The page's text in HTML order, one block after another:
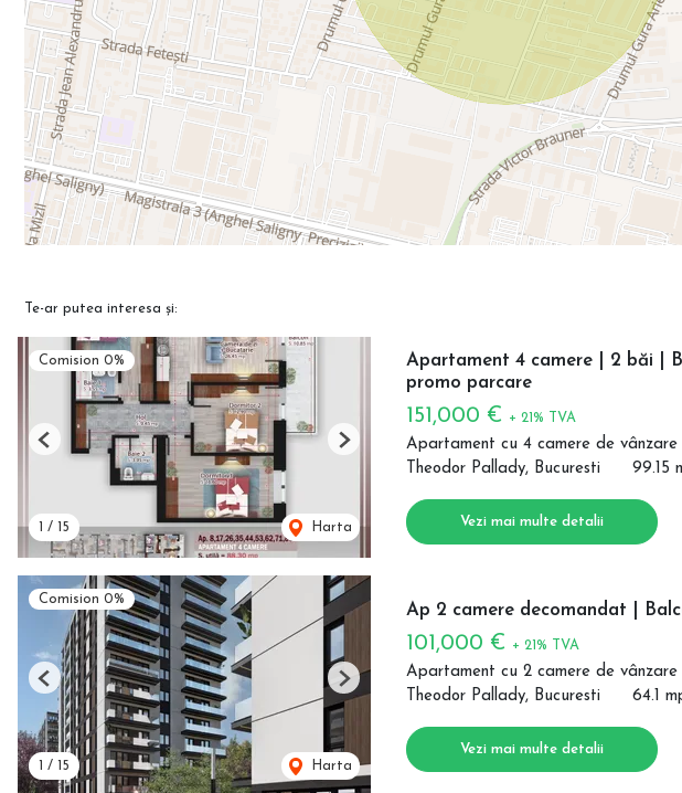
Te-ar putea interesa și:
Comision 0%
/ 15 Harta
Previous Next
Apartament 4 camere | 2 băi |
promo parcare
151,000 € + 21% TVA
Apartament cu 4 camere de vânzare
Theodor Pallady, Bucuresti
99.15
Vezi mai multe detalii
Comision 0%
/ 15 Harta
Previous Next
Ap 2 camere decomandat |
101,000 € + 21% TVA
Apartament cu 2 camere de vânzare
Theodor Pallady, Bucuresti
64.1
Vezi mai multe detalii